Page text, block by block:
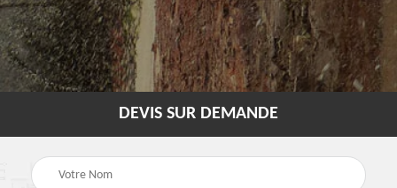
DEVIS SUR DEMANDE